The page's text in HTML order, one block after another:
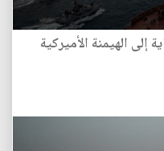
الهيمنة الأميركية